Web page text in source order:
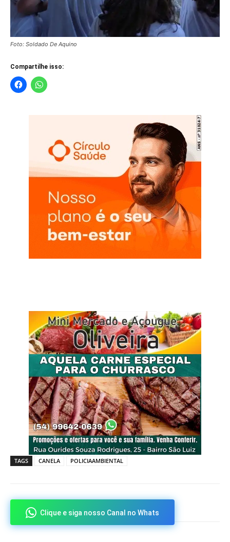
Foto: Soldado De Aquino
Compartilhe isso:
TAGS CANELA POLICIAAMBIENTAL
Clique e siga nosso Canal no Whats